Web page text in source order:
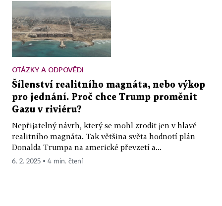
OTÁZKY A ODPOVĚDI
Šílenství realitního magnáta, nebo výkop
pro jednání. Proč chce Trump proměnit
Gazu v riviéru?
Nepřijatelný návrh, který se mohl zrodit jen v hlavě
realitního magnáta. Tak většina světa hodnotí plán
Donalda Trumpa na americké převzetí a...
6. 2. 2025 ▪ 4 min. čtení